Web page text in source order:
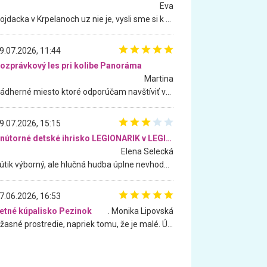
Eva
11:44
les pri kolibe Panoráma
Martina
15:15
Vnútorné detské ihrisko LEGIONARIK v LEGIA Fitness
Elena Selecká
16:53
kúpalisko Pezinok
. Monika Lipovská